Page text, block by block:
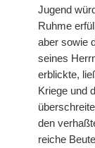
Jugend
Ruhme
aber sowie
seines
erblickte,
Kriege und
den
reiche